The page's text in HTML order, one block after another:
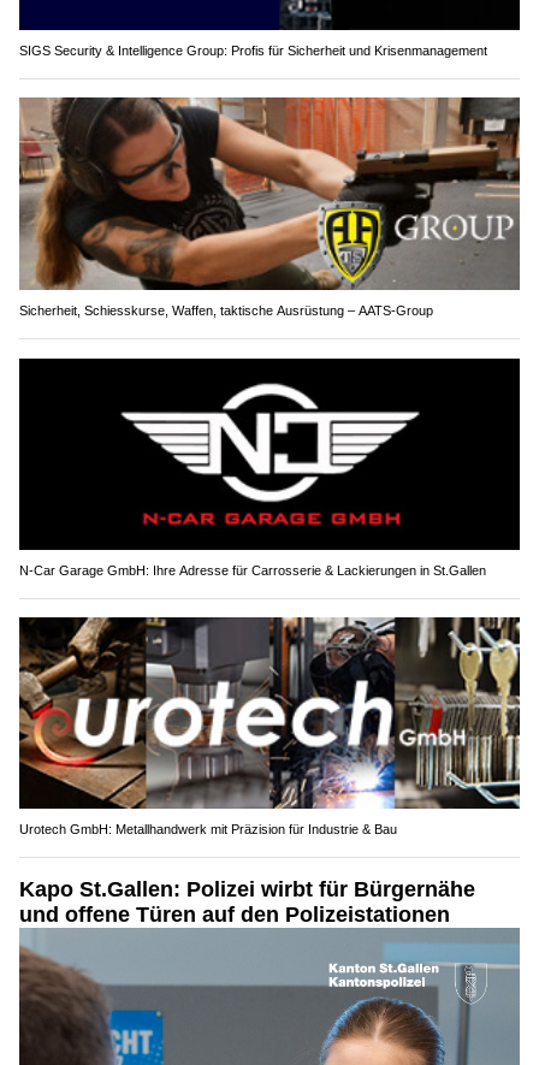
SIGS Security & Intelligence Group: Profis für Sicherheit und Krisenmanagement
Sicherheit, Schiesskurse, Waffen, taktische Ausrüstung – AATS-Group
N-Car Garage GmbH: Ihre Adresse für Carrosserie & Lackierungen in St.Gallen
Urotech GmbH: Metallhandwerk mit Präzision für Industrie & Bau
Kapo St.Gallen: Polizei wirbt für Bürgernähe
und offene Türen auf den Polizeistationen